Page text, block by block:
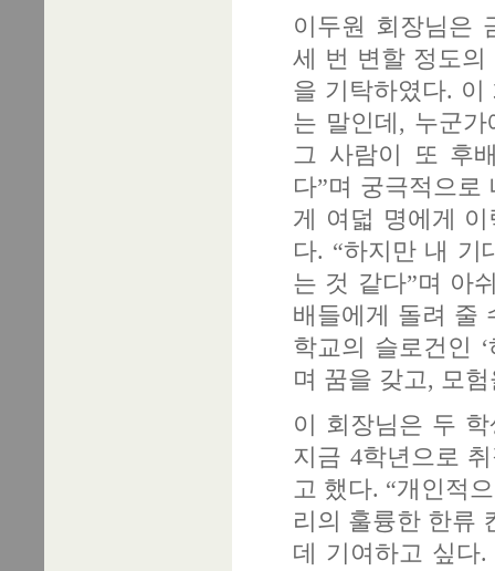
이두원 회장님은
세 번 변할 정도
을 기탁하였다. 이
는 말인데, 누군
그 사람이 또 후
다”며 궁극적으로
게 여덟 명에게
다. “하지만 내 기
는 것 같다”며 아
배들에게 돌려 줄
학교의 슬로건인
며 꿈을 갖고, 모
이 회장님은 두
지금 4학년으로
고 했다. “개인적
리의 훌륭한 한류
데 기여하고 싶다